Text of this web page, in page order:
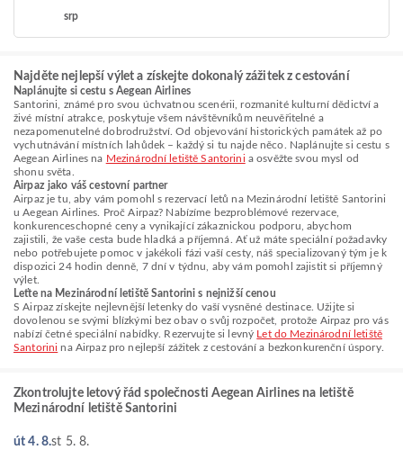
srp
Najděte nejlepší výlet a získejte dokonalý zážitek z cestování
Naplánujte si cestu s Aegean Airlines
Santorini, známé pro svou úchvatnou scenérii, rozmanité kulturní dědictví a
živé místní atrakce, poskytuje všem návštěvníkům neuvěřitelné a
nezapomenutelné dobrodružství. Od objevování historických památek až po
vychutnávání místních lahůdek – každý si tu najde něco. Naplánujte si cestu s
Aegean Airlines na Mezinárodní letiště Santorini a osvěžte svou mysl od
shonu světa.
Airpaz jako váš cestovní partner
Airpaz je tu, aby vám pomohl s rezervací letů na Mezinárodní letiště Santorini
u Aegean Airlines. Proč Airpaz? Nabízíme bezproblémové rezervace,
konkurenceschopné ceny a vynikající zákaznickou podporu, abychom
zajistili, že vaše cesta bude hladká a příjemná. Ať už máte speciální požadavky
nebo potřebujete pomoc v jakékoli fázi vaší cesty, náš specializovaný tým je k
dispozici 24 hodin denně, 7 dní v týdnu, aby vám pomohl zajistit si příjemný
výlet.
Leťte na Mezinárodní letiště Santorini s nejnižší cenou
S Airpaz získejte nejlevnější letenky do vaší vysněné destinace. Užijte si
dovolenou se svými blízkými bez obav o svůj rozpočet, protože Airpaz pro vás
nabízí četné speciální nabídky. Rezervujte si levný Let do Mezinárodní letiště
Santorini na Airpaz pro nejlepší zážitek z cestování a bezkonkurenční úspory.
Zkontrolujte letový řád společnosti Aegean Airlines na letiště
Mezinárodní letiště Santorini
út 4. 8.st 5. 8.